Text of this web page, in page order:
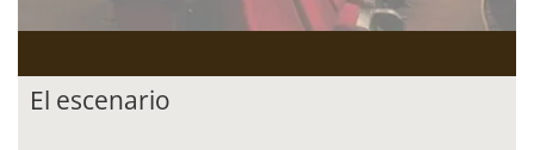
El escenario